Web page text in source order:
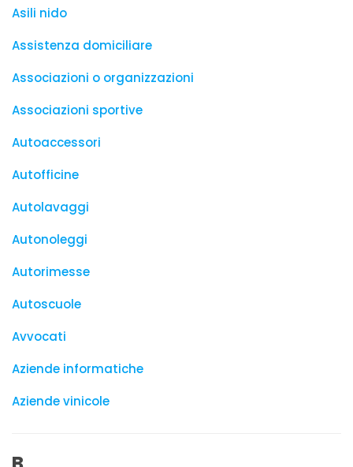
Asili nido
Assistenza domiciliare
Associazioni o organizzazioni
Associazioni sportive
Autoaccessori
Autofficine
Autolavaggi
Autonoleggi
Autorimesse
Autoscuole
Avvocati
Aziende informatiche
Aziende vinicole